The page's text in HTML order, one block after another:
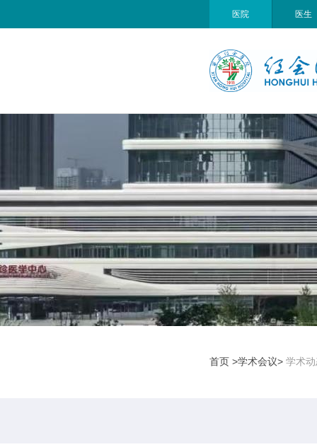
医院 医生
首页 >学术会议> 学术